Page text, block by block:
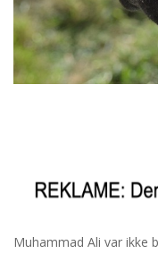
Muhammad Ali var ikke